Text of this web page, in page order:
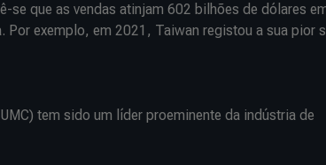
se que as vendas atinjam 602 bilhões de dólares
exemplo, em 2021, Taiwan registou a sua pior
tem sido um líder proeminente da indústria de